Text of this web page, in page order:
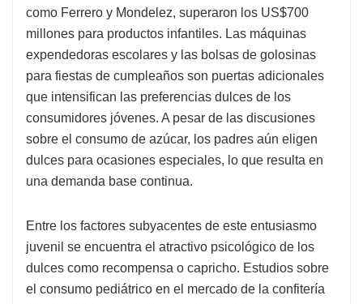
como Ferrero y Mondelez, superaron los US$700
millones para productos infantiles. Las máquinas
expendedoras escolares y las bolsas de golosinas
para fiestas de cumpleaños son puertas adicionales
que intensifican las preferencias dulces de los
consumidores jóvenes. A pesar de las discusiones
sobre el consumo de azúcar, los padres aún eligen
dulces para ocasiones especiales, lo que resulta en
una demanda base continua.
Entre los factores subyacentes de este entusiasmo
juvenil se encuentra el atractivo psicológico de los
dulces como recompensa o capricho. Estudios sobre
el consumo pediátrico en el mercado de la confitería